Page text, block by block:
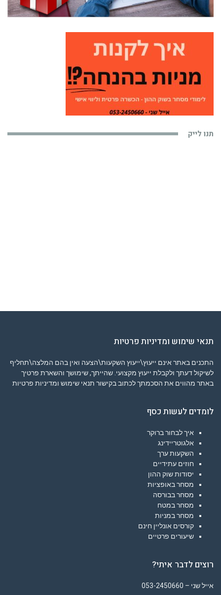
תנו לייק
תנאי שימוש ומדיניות פרטיות
התכנים באתר אינם ייעוץ\ייעוץ השקעות\הצעה ואין בהם המלצה\תחליף
לשיקול דעתך ולקבלת ייעוץ מקצועי. שהייתך, שימושך והשארת פרטיך
באתר מהווים את הסכמתך לכתוב בקישור תנאי שימוש ומדיניות פרטיות
לומדים לעשות כסף
איך לבחור ברוקר
אלגוטריידינג
השקעות ערך
חוזים עתידיים
יסודות שוק ההון
מסחר באופציות
מסחר בבורסה
מסחר במטח
מסחר במניות
קורסים אונליין חינם
שיעורים פרטיים
רוצים לדבר איתי?
אייל שני – 053-2450660